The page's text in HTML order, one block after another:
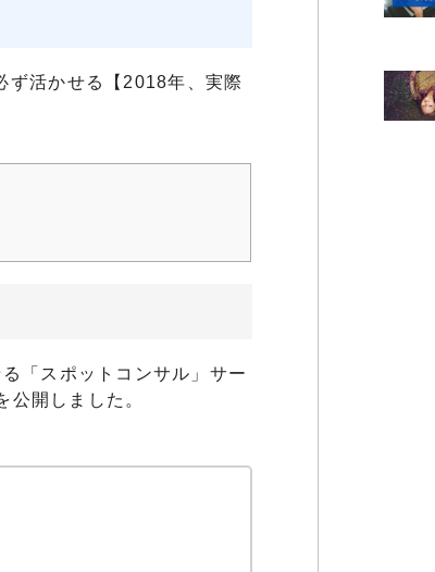
ず活かせる【2018年、実際
「スポットコンサル」サー
公開しました。